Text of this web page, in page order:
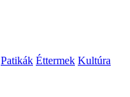
Patikák Éttermek Kultúra